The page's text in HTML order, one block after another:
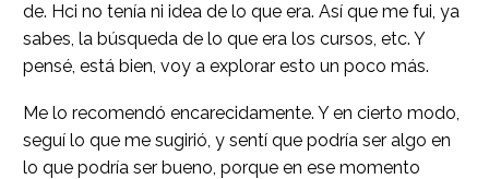
de. Hci no tenía ni idea de lo que era. Así que me fui, ya
sabes, la búsqueda de lo que era los cursos, etc. Y
pensé, está bien, voy a explorar esto un poco más.
Me lo recomendó encarecidamente. Y en cierto modo,
seguí lo que me sugirió, y sentí que podría ser algo en
lo que podría ser bueno, porque en ese momento